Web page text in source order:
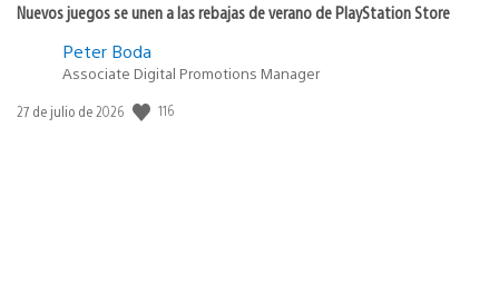
Nuevos juegos se unen a las rebajas de verano de PlayStation Store
Peter Boda
Associate Digital Promotions Manager
Fecha
27 de julio de 2026 116